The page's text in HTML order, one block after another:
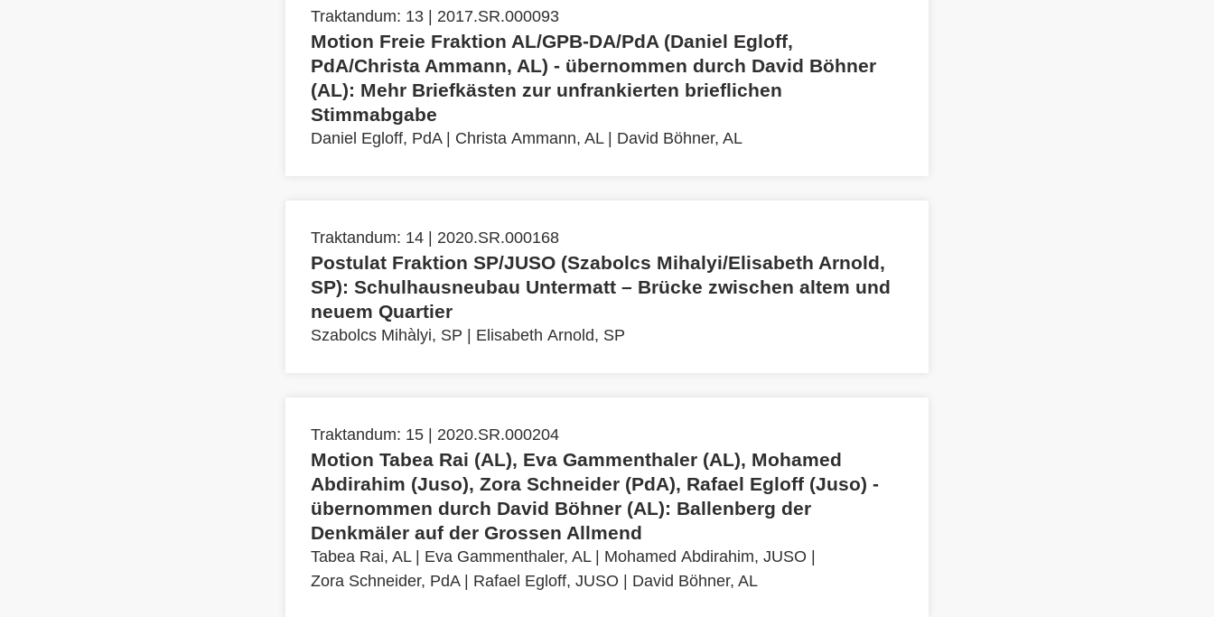
Traktandum: 13 | 2017.SR.000093
Motion Freie Fraktion AL/GPB-DA/PdA (Daniel Egloff,
PdA/Christa Ammann, AL) - übernommen durch David Böhner
(AL): Mehr Briefkästen zur unfrankierten brieflichen
Stimmabgabe
Daniel Egloff, PdA| Christa Ammann, AL| David Böhner, AL
Traktandum: 14 | 2020.SR.000168
Postulat Fraktion SP/JUSO (Szabolcs Mihalyi/Elisabeth Arnold,
SP): Schulhausneubau Untermatt – Brücke zwischen altem und
neuem Quartier
Szabolcs Mihàlyi, SP Elisabeth Arnold, SP
Traktandum: 15 | 2020.SR.000204
Motion Tabea Rai (AL), Eva Gammenthaler (AL), Mohamed
Abdirahim (Juso), Zora Schneider (PdA), Rafael Egloff (Juso) -
übernommen durch David Böhner (AL): Ballenberg der
Denkmäler auf der Grossen Allmend
Tabea Rai, AL| Eva Gammenthaler, AL| Mohamed Abdirahim, JUSO
Zora Schneider, PdA| Rafael Egloff, JUSO David Böhner, AL